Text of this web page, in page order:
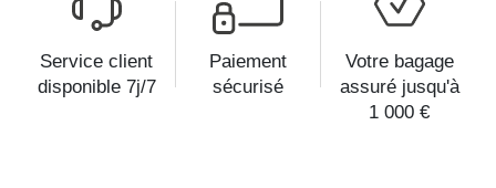
Service client
disponible 7j/7
Paiement
sécurisé
Votre bagage
assuré jusqu'à
1 000 €